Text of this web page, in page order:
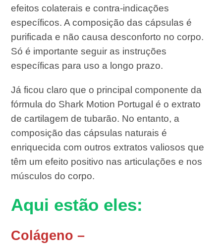
efeitos colaterais e contra-indicações
específicos. A composição das cápsulas é
purificada e não causa desconforto no corpo.
Só é importante seguir as instruções
específicas para uso a longo prazo.
Já ficou claro que o principal componente da
fórmula do Shark Motion Portugal é o extrato
de cartilagem de tubarão. No entanto, a
composição das cápsulas naturais é
enriquecida com outros extratos valiosos que
têm um efeito positivo nas articulações e nos
músculos do corpo.
Aqui estão eles:
Colágeno –